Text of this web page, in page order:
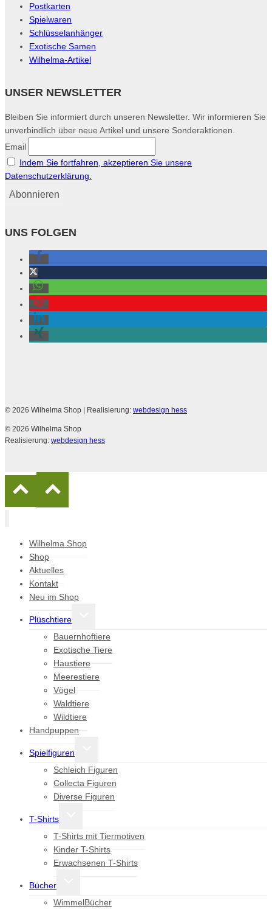
Postkarten
Spielwaren
Schlüsselanhänger
Exotische Samen
Wilhelma-Artikel
UNSER NEWSLETTER
Bleiben Sie informiert durch unseren Newsletter. Wir informieren Sie
unverbindlich über neue Artikel und unsere Sonderaktionen.
Email
Indem Sie fortfahren, akzeptieren Sie unsere
Datenschutzerklärung.
UNS FOLGEN
© 2026 Wilhelma Shop | Realisierung: webdesign hess
© 2026 Wilhelma Shop
Realisierung: webdesign hess
Wilhelma Shop
Shop
Aktuelles
Kontakt
Neu im Shop
Plüschtiere
Bauernhoftiere
Exotische Tiere
Haustiere
Meerestiere
Vögel
Waldtiere
Wildtiere
Handpuppen
Spielfiguren
Schleich Figuren
Collecta Figuren
Diverse Figuren
T-Shirts
T-Shirts mit Tiermotiven
Kinder T-Shirts
Erwachsenen T-Shirts
Bücher
WimmelBücher